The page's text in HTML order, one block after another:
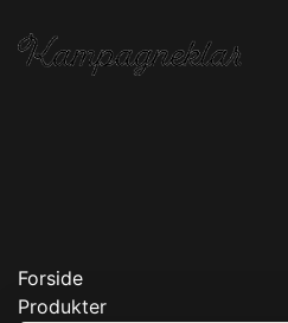
Forside
Produkter